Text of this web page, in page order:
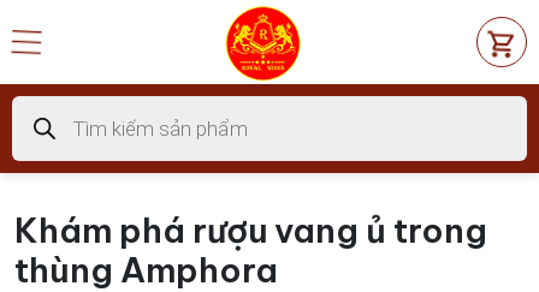
đến
dung
Tìm
kiếm
sản
phẩm
Khám phá rượu vang ủ trong
thùng Amphora